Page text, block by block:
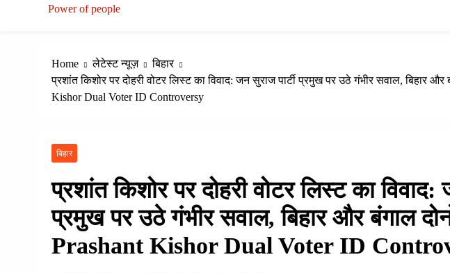
Power of people
Home लेटेस्ट न्यूज़
बिहार
प्रशांत किशोर पर दोहरी वोटर लिस्ट का विवाद: जन सुराज पार्टी प्रमुख पर उठे गंभीर सवाल, बिहार और
Kishor Dual Voter ID Controversy
बिहार
प्रशांत किशोर पर दोहरी वोटर लिस्ट का विवाद:
प्रमुख पर उठे गंभीर सवाल, बिहार और बंगाल
Prashant Kishor Dual Voter ID